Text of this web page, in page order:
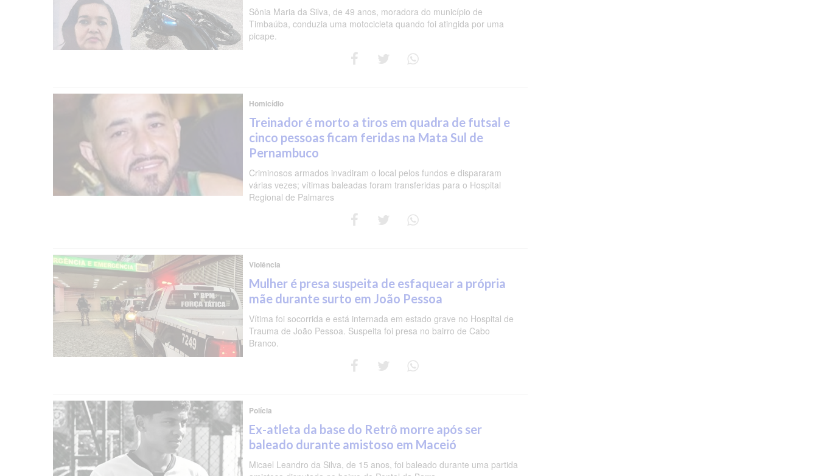
Sônia Maria da Silva, de 49 anos, moradora do município de
Timbaúba, conduzia uma motocicleta quando foi atingida por uma
picape.
Homicídio
Treinador é morto a tiros em quadra de futsal e
cinco pessoas ficam feridas na Mata Sul de
Pernambuco
Criminosos armados invadiram o local pelos fundos e dispararam
várias vezes; vítimas baleadas foram transferidas para o Hospital
Regional de Palmares
Violência
Mulher é presa suspeita de esfaquear a própria
mãe durante surto em João Pessoa
Vítima foi socorrida e está internada em estado grave no Hospital de
Trauma de João Pessoa. Suspeita foi presa no bairro de Cabo
Branco.
Polícia
Ex-atleta da base do Retrô morre após ser
baleado durante amistoso em Maceió
Micael Leandro da Silva, de 15 anos, foi baleado durante uma partida